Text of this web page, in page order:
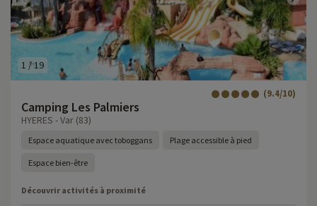
1 /19
Camping Les Palmiers
(9.4/10)
HYERES - Var (83)
Espace aquatique avec toboggans Plage accessible à pied
Espace bien-être
Découvrir activités à proximité